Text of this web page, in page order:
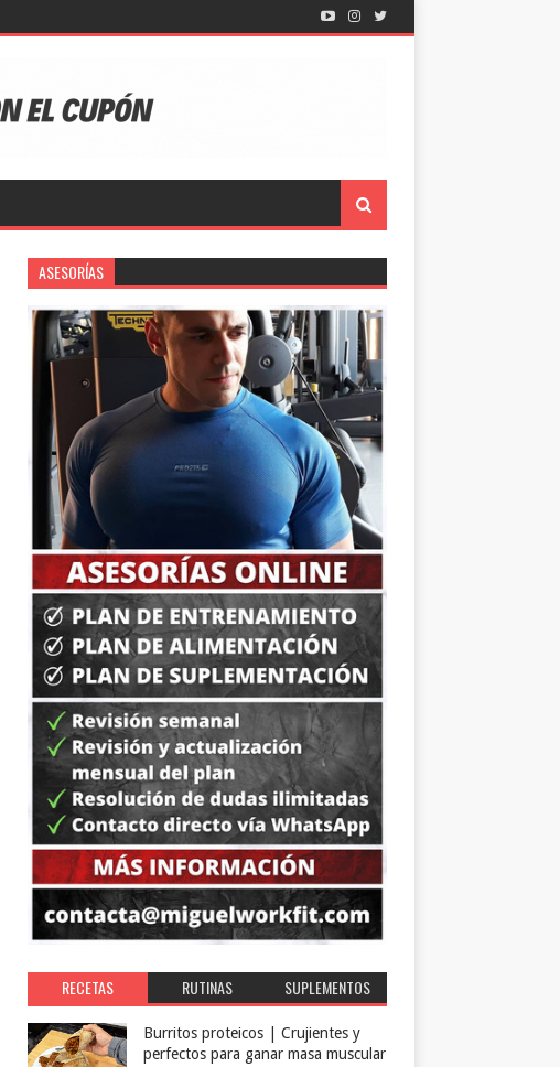
ASESORÍAS
RECETAS RUTINAS SUPLEMENTOS
Burritos proteicos | Crujientes y
perfectos para ganar masa muscular